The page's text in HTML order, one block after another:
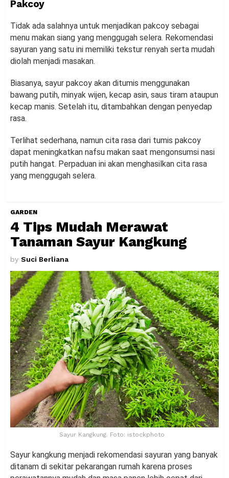
Pakcoy
Tidak ada salahnya untuk menjadikan pakcoy sebagai
menu makan siang yang menggugah selera. Rekomendasi
sayuran yang satu ini memiliki tekstur renyah serta mudah
diolah menjadi masakan.
Biasanya, sayur pakcoy akan ditumis menggunakan
bawang putih, minyak wijen, kecap asin, saus tiram ataupun
kecap manis. Setelah itu, ditambahkan dengan penyedap
rasa.
Terlihat sederhana, namun cita rasa dari tumis pakcoy
dapat meningkatkan nafsu makan saat mengonsumsi nasi
putih hangat. Perpaduan ini akan menghasilkan cita rasa
yang menggugah selera.
GARDEN
4 Tips Mudah Merawat
Tanaman Sayur Kangkung
by Suci Berliana
Sayur Kangkung. Foto: istockphoto
Sayur kangkung menjadi rekomendasi sayuran yang banyak
ditanam di sekitar pekarangan rumah karena proses